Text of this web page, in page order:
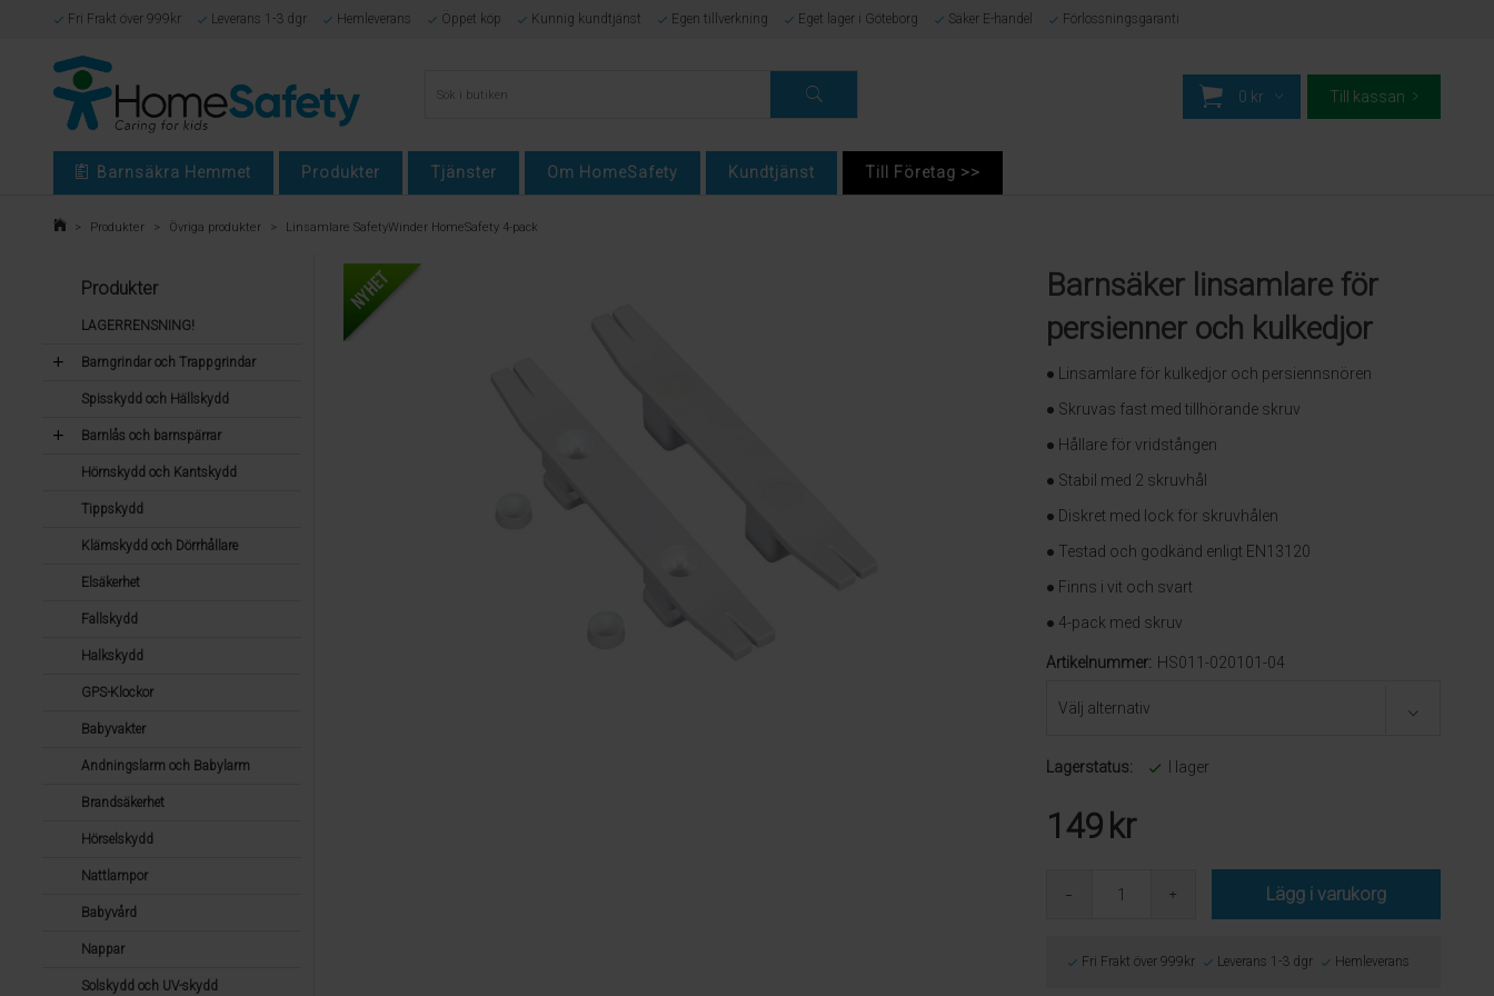
Fri Frakt över 999kr Leverans 1-3 dgr Hemleverans Öppet köp Kunnig kundtjänst Egen tillverkning Eget lager i Göteborg Säker E-handel Förlossningsgaranti
Barnsäkra Hemmet Produkter Tjänster Om HomeSafety Kundtjänst Till Företag >>
Till kassan
0 kr
> Produkter > Övriga produkter > Linsamlare SafetyWinder HomeSafety 4-pack
Produkter
LAGERRENSNING!
Barngrindar och Trappgrindar
Spisskydd och Hällskydd
Barnlås och barnspärrar
Hörnskydd och Kantskydd
Tippskydd
Klämskydd och Dörrhållare
Elsäkerhet
Fallskydd
Halkskydd
GPS-Klockor
Babyvakter
Andningslarm och Babylarm
Brandsäkerhet
Hörselskydd
Nattlampor
Babyvård
Nappar
Solskydd och UV-skydd
Barnsäker linsamlare för
persienner och kulkedjor
● Linsamlare för kulkedjor och persiennsnören
● Skruvas fast med tillhörande skruv
● Hållare för vridstången
● Stabil med 2 skruvhål
● Diskret med lock för skruvhålen
● Testad och godkänd enligt EN13120
● Finns i vit och svart
● 4-pack med skruv
Artikelnummer: HS011-020101-04
Lagerstatus: I lager
149 kr
Lägg i varukorg
Fri Frakt över 999kr Leverans 1-3 dgr Hemleverans